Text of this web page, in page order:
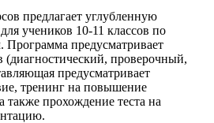
предлагает углубленную
учеников 10-11 классов по
предусматривает
(диагностический, проверочный,
предусматривает
тренинг на повышение
также прохождение теста на